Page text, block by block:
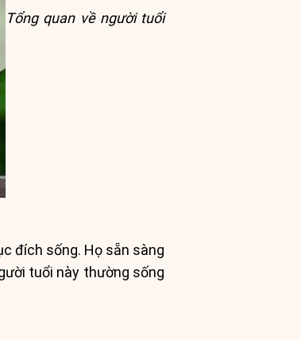
Tổng quan về người tuổi
đích sống. Họ sẵn sàng
tuổi này thường sống